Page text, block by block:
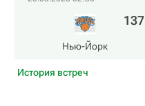
Нью-Йорк
137
История встреч